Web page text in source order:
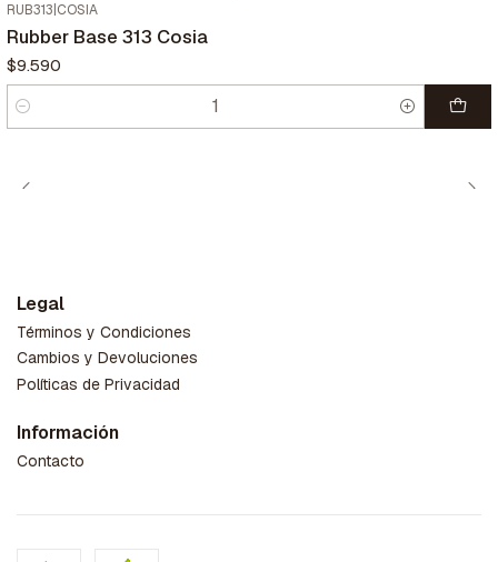
Nuevo
RUB313 COSIA
Rubber Base 313 Cosia
$9.590
Cantidad
Legal
Términos y Condiciones
Cambios y Devoluciones
Políticas de Privacidad
Información
Contacto